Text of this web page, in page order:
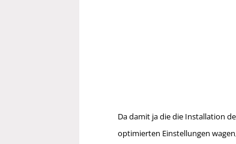
Da damit ja die die Installation
optimierten Einstellungen